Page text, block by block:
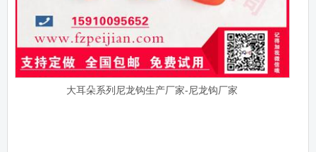
大耳朵系列尼龙钩生产厂家-尼龙钩厂家